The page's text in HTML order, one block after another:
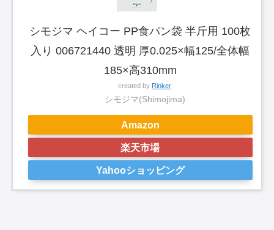
シモジマ ヘイコー PP食パン袋 半斤用 100枚
入り 006721440 透明 厚0.025×幅125/全体幅
185×高310mm
created by Rinker
シモジマ(Shimojima)
Amazon
楽天市場
Yahooショッピング